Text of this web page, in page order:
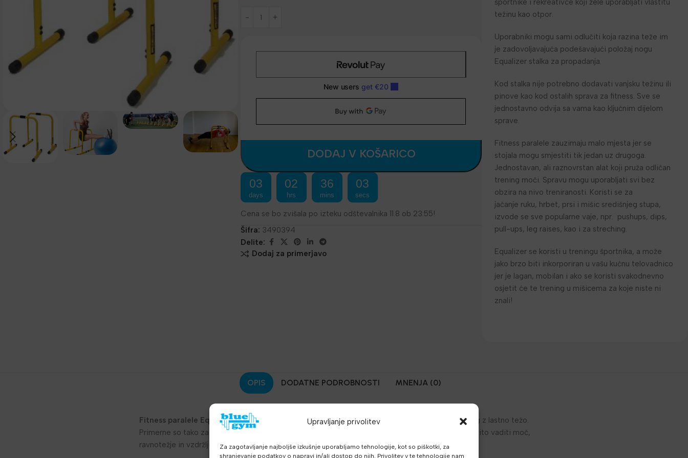
Upravljanje privolitev
Za zagotavljanje najboljše izkušnje uporabljamo tehnologije, kot so piškotki, za
shranjevanje podatkov o napravi in/ali dostop do njih. Privolitev v te tehnologije nam
DODAJ V KOŠARICO
03
days
02
hrs
36
mins
02
secs
Cena se bo zvišala po izteku odštevalnika 11.8 ob 23:55!
Šifra: 3490394
Delite:
Dodaj za primerjavo
športnike i rekreativce koji žele uporabljati vlastitu
težinu kao otpor.
Uporabniki mogu sami odlučiti koja razina teže im
je zadovoljavajuća podešavajući položaj nogu
Equalizer stalka za propadanja.
Kod stalka nije potrebno dodavati vanjsku težinu ili
pinove kao kod ostalih sprava za fitness. Sve se
jednostavno odvija sa vama kao ključnim dijelom
sprave.
Fitness paralele zauzimaju malo mjesta jer se
stojala mogu smjestiti tik jedan uz drugoga.
Jednostavan, ali raznovrstan alat koji pruža odličan
trening moči. Spravu mogu uporabljati svi bez
obzira na nivo treniranosti. Koristi se za
jačanje ruku, hrbet, prsi i mišic središnjeg stupa,
izvode se sve popularne vaje, npr. pushups, dips,
pull-ups, leg raises, kao i za streching.
Equalizer se koristi u treningu športnika, a može
jako brzo biti inkorporiran u vašu kućnu telovadnico
jer je lagan, mobilan i ako se koristi svakodnevno
osjetit će te trening u mišicema za koje niste ni
znali!
OPIS DODATNE PODROBNOSTI MNENJA (0)
Fitness paralele Equalizerso trenutno eden najpopularnejših pripomoček za funkcionalni trening z lastno težo.
Primerne so tako za individualne kot skupinske treninge, športnike in rekreativce, ki želijo učinkovito vaditi moč,
ravnotežje in vzdržljivost brez uporabe uteži.